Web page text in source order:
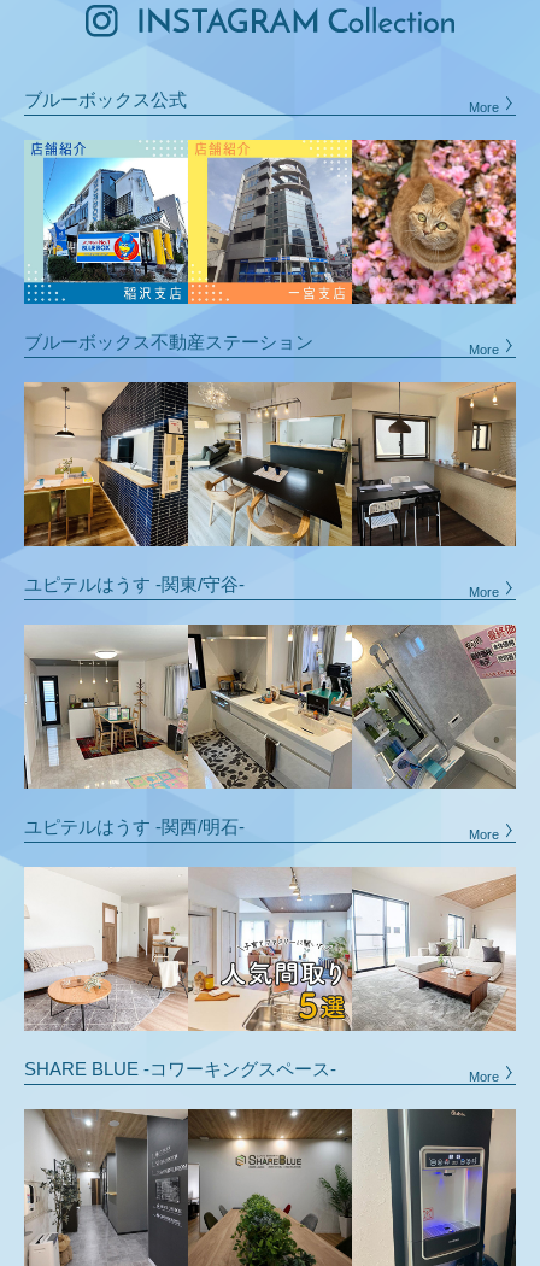
ブルーボックス公式
ブルーボックス不動産ステーション
ユピテルはうす -関東/守谷-
ユピテルはうす -関西/明石-
SHARE BLUE -コワーキングスペース-